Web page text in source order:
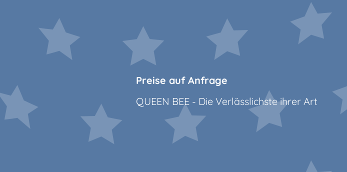
Preise auf Anfrage
QUEEN BEE - Die Verlässlichste ihrer Art